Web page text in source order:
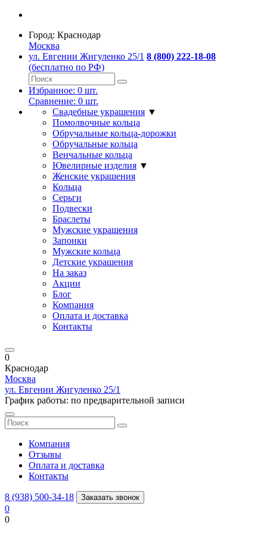
Город: Краснодар
Москва
ул. Евгении Жигуленко 25/1 8 (800) 222-18-08
(бесплатно по РФ)
Избранное: 0 шт.
Сравнение: 0 шт.
Свадебные украшения ▼
Помолвочные кольца
Обручальные кольца-дорожки
Обручальные кольца
Венчальные кольца
Ювелирные изделия ▼
Женские украшения
Кольца
Серьги
Подвески
Браслеты
Мужские украшения
Запонки
Мужские кольца
Детские украшения
На заказ
Акции
Блог
Компания
Оплата и доставка
Контакты
0
Краснодар
Москва
ул. Евгении Жигуленко 25/1
График работы: по предварительной записи
Компания
Отзывы
Оплата и доставка
Контакты
8 (938) 500-34-18 Заказать звонок
0
0